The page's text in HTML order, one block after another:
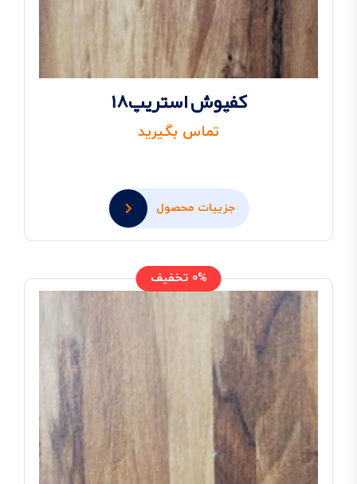
کفپوش استریپ18
تماس بگیرید
جزییات محصول
0% تخفیف